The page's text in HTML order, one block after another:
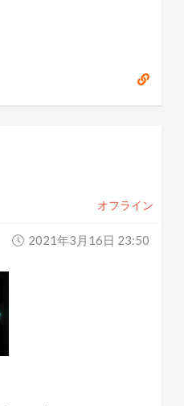
オフライン
2021年3月16日 23:50